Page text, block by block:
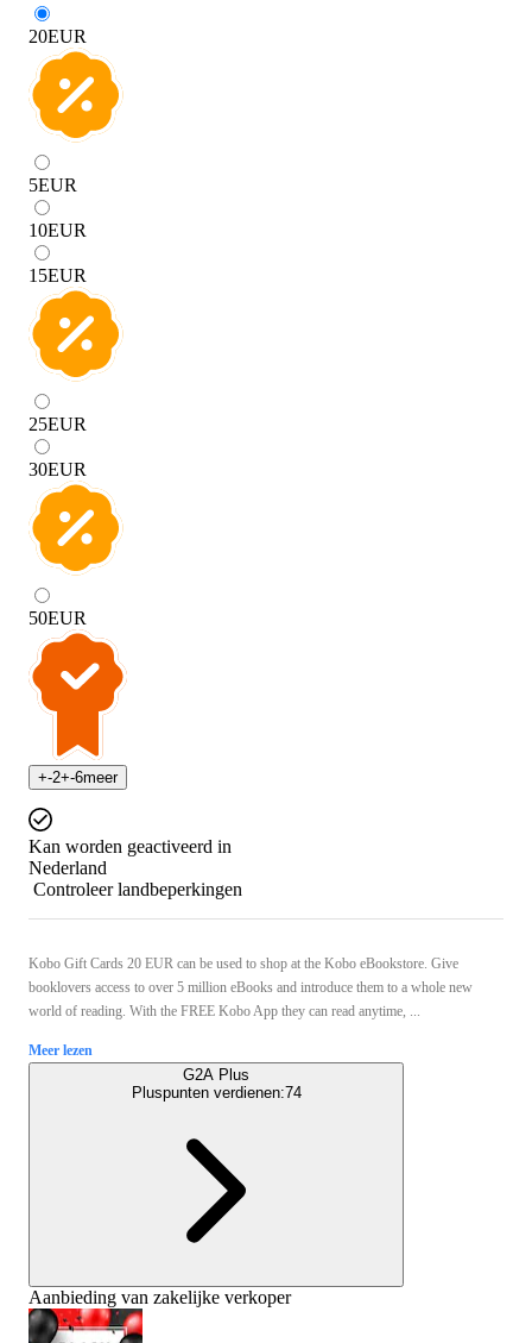
20EUR
5EUR
10EUR
15EUR
25EUR
30EUR
50EUR
+-2+-6meer
Kan worden geactiveerd in
Nederland
Controleer landbeperkingen
Kobo Gift Cards 20 EUR can be used to shop at the Kobo eBookstore. Give
booklovers access to over 5 million eBooks and introduce them to a whole new
world of reading. With the FREE Kobo App they can read anytime, ...
Meer lezen
G2A Plus
Pluspunten verdienen:74
Aanbieding van zakelijke verkoper